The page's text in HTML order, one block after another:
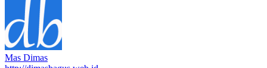
Mas Dimas